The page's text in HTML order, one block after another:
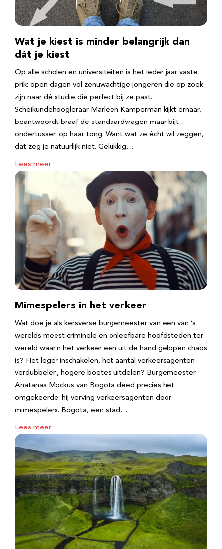
Wat je kiest is minder belangrijk dan
dát je kiest
Op alle scholen en universiteiten is het ieder jaar vaste
prik: open dagen vol zenuwachtige jongeren die op zoek
zijn naar dé studie die perfect bij ze past.
Scheikundehoogleraar Marleen Kamperman kijkt ernaar,
beantwoordt braaf de standaardvragen maar bijt
ondertussen op haar tong. Want wat ze écht wil zeggen,
dat zeg je natuurlijk niet. Gelukkig…
Lees meer
Mimespelers in het verkeer
Wat doe je als kersverse burgemeester van een van ’s
werelds meest criminele en onleefbare hoofdsteden ter
wereld waarin het verkeer een uit de hand gelopen chaos
is? Het leger inschakelen, het aantal verkeersagenten
verdubbelen, hogere boetes uitdelen? Burgemeester
Anatanas Mockus van Bogota deed precies het
omgekeerde: hij verving verkeersagenten door
mimespelers. Bogota, een stad…
Lees meer